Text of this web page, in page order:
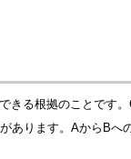
きる根拠のことです
ります。AからB